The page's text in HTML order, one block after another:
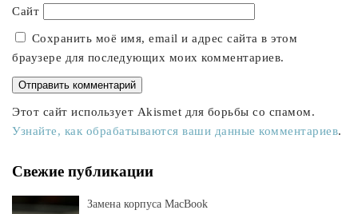
Сайт
Сохранить моё имя, email и адрес сайта в этом
браузере для последующих моих комментариев.
Этот сайт использует Akismet для борьбы со спамом.
Узнайте, как обрабатываются ваши данные комментариев.
Свежие публикации
Замена корпуса MacBook